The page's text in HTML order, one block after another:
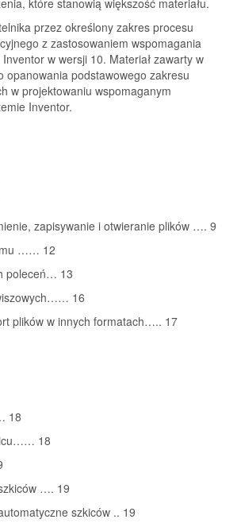
które stanowią większość materiału.
przez określony zakres procesu
z zastosowaniem wspomagania
w wersji 10. Materiał zawarty w
opanowania podstawowego zakresu
w projektowaniu wspomaganym
Inventor.
zapisywanie i otwieranie plików …. 9
…… 12
poleceń… 13
16
plików w innych formatach….. 17
18
18
…. 19
szkiców .. 19